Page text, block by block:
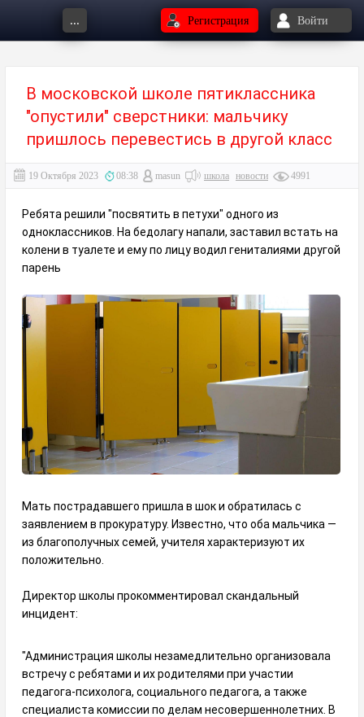
... Регистрация Войти
В московской школе пятиклассника
"опустили" сверстники: мальчику
пришлось перевестись в другой класс
19 Октября 2023 08:38 masun школа новости 4991
Ребята решили "посвятить в петухи" одного из
одноклассников. На бедолагу напали, заставил встать на
колени в туалете и ему по лицу водил гениталиями другой
парень
Мать пострадавшего пришла в шок и обратилась с
заявлением в прокуратуру. Известно, что оба мальчика —
из благополучных семей, учителя характеризуют их
положительно.
Директор школы прокомментировал скандальный
инцидент:
"Администрация школы незамедлительно организовала
встречу с ребятами и их родителями при участии
педагога-психолога, социального педагога, а также
специалиста комиссии по делам несовершеннолетних. В